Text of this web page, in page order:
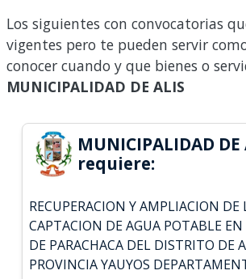
Los siguientes con convocatorias
vigentes pero te pueden servir
conocer cuando y que bienes o
MUNICIPALIDAD DE ALIS
MUNICIPALIDAD DE
requiere:
RECUPERACION Y AMPLIACION DE
CAPTACION DE AGUA POTABLE EN
DE PARACHACA DEL DISTRITO DE
PROVINCIA YAUYOS